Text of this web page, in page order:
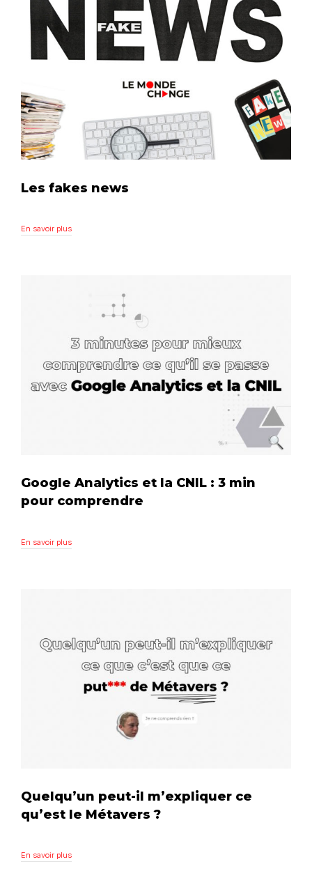
Les fakes news
En savoir plus
Google Analytics et la CNIL : 3 min
pour comprendre
En savoir plus
Quelqu’un peut-il m’expliquer ce
qu’est le Métavers ?
En savoir plus